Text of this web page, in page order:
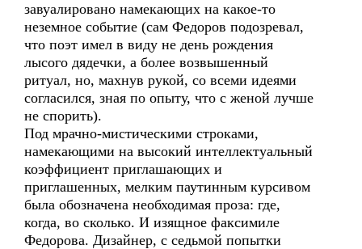
завуалировано намекающих на какое-то
неземное событие (сам Федоров подозревал,
что поэт имел в виду не день рождения
лысого дядечки, а более возвышенный
ритуал, но, махнув рукой, со всеми идеями
согласился, зная по опыту, что с женой лучше
не спорить).
Под мрачно-мистическими строками,
намекающими на высокий интеллектуальный
коэффициент приглашающих и
приглашенных, мелким паутинным курсивом
была обозначена необходимая проза: где,
когда, во сколько. И изящное факсимиле
Федорова. Дизайнер, с седьмой попытки